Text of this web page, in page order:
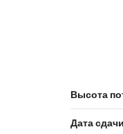
Высота
Дата